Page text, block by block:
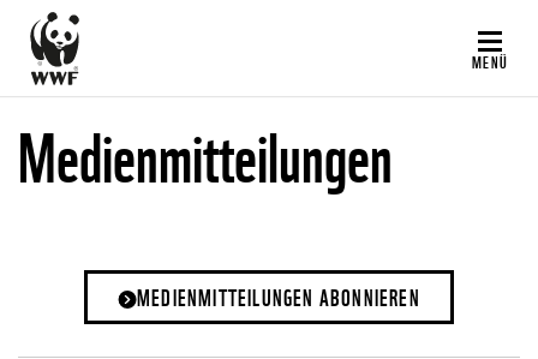
Direkt
zum
Inhalt
MENÜ
Medienmitteilungen
MEDIENMITTEILUNGEN ABONNIEREN